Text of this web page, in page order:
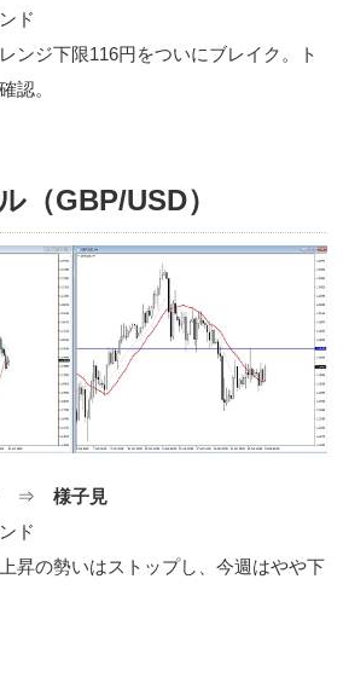
ド
ンジ下限116円をついにブレイク。ト
認。
（GBP/USD）
ド ⇒ 様子見
ド
昇の勢いはストップし、今週はやや下